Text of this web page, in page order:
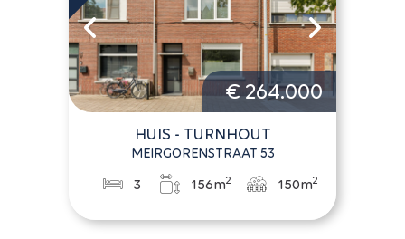
€ 264.000
HUIS - TURNHOUT
MEIRGORENSTRAAT 53
3 156m2 150m2